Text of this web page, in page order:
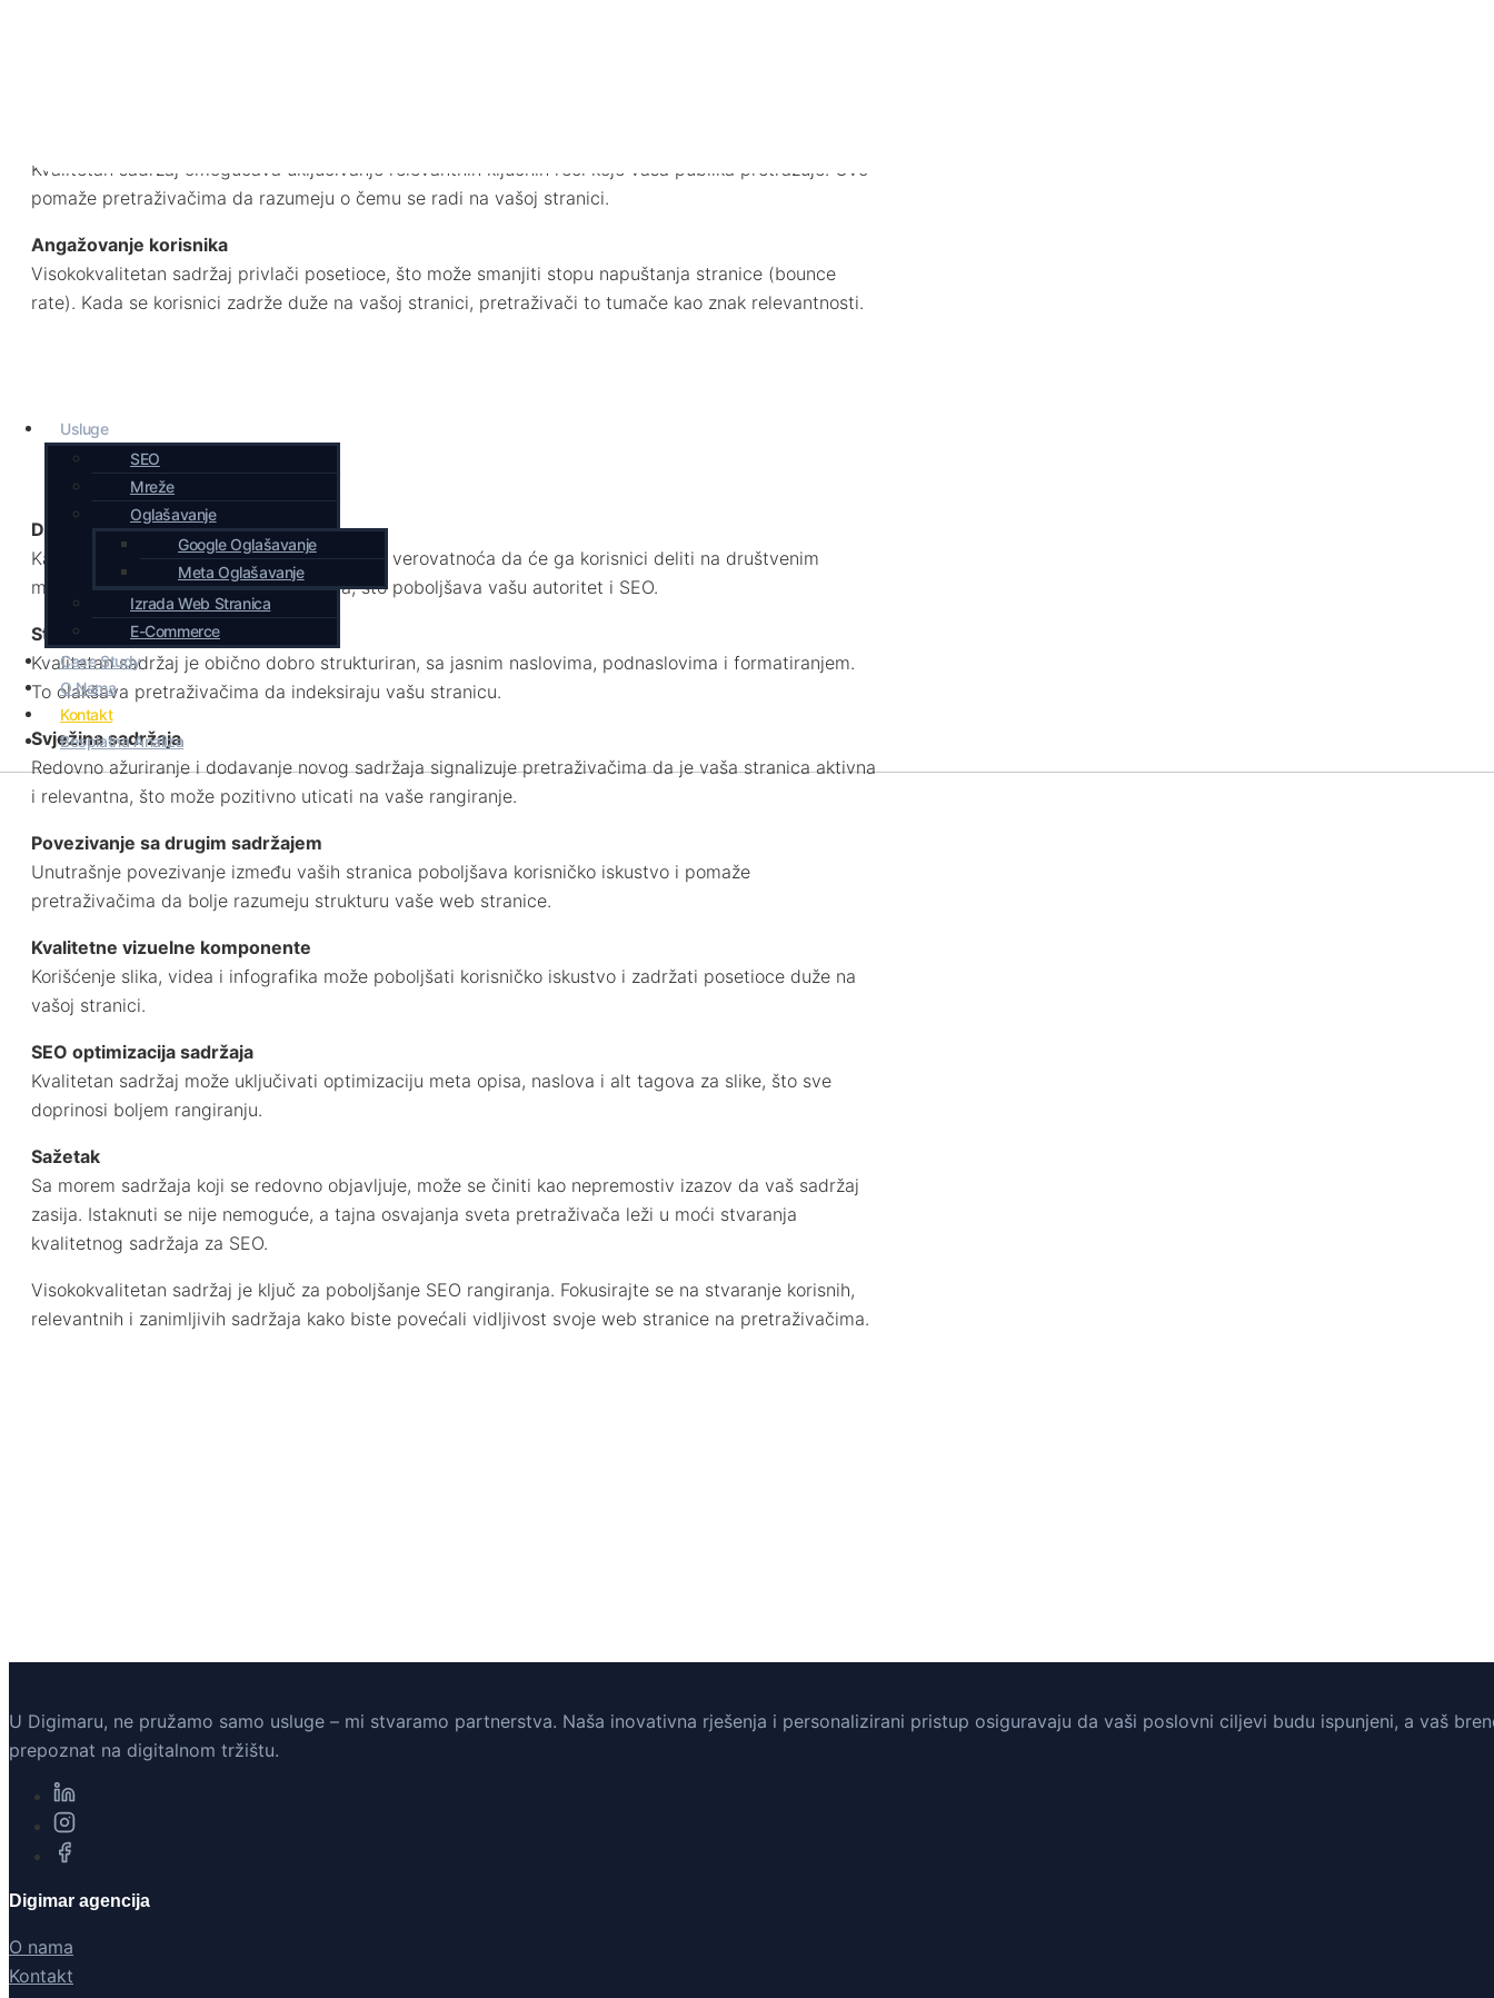
Usluge
SEO
Mreže
Oglašavanje
Google Oglašavanje
Meta Oglašavanje
Izrada Web Stranica
E-Commerce
Case Study
O Nama
Kontakt
Besplatna Analiza
Kvalitetan sadržaj omogućava uključivanje relevantnih ključnih reči koje vaša publika pretražuje. Ovo
pomaže pretraživačima da razumeju o čemu se radi na vašoj stranici.
Angažovanje korisnika
Visokokvalitetan sadržaj privlači posetioce, što može smanjiti stopu napuštanja stranice (bounce
rate). Kada se korisnici zadrže duže na vašoj stranici, pretraživači to tumače kao znak relevantnosti.
Deljenje i povratni linkovi
Kada je sadržaj koristan i zanimljiv, veća je verovatnoća da će ga korisnici deliti na društvenim
mrežama ili linkovati sa svojih stranica, što poboljšava vašu autoritet i SEO.
Struktura sadržaja
Kvalitetan sadržaj je obično dobro strukturiran, sa jasnim naslovima, podnaslovima i formatiranjem.
To olakšava pretraživačima da indeksiraju vašu stranicu.
Svježina sadržaja
Redovno ažuriranje i dodavanje novog sadržaja signalizuje pretraživačima da je vaša stranica aktivna
i relevantna, što može pozitivno uticati na vaše rangiranje.
Povezivanje sa drugim sadržajem
Unutrašnje povezivanje između vaših stranica poboljšava korisničko iskustvo i pomaže
pretraživačima da bolje razumeju strukturu vaše web stranice.
Kvalitetne vizuelne komponente
Korišćenje slika, videa i infografika može poboljšati korisničko iskustvo i zadržati posetioce duže na
vašoj stranici.
SEO optimizacija sadržaja
Kvalitetan sadržaj može uključivati optimizaciju meta opisa, naslova i alt tagova za slike, što sve
doprinosi boljem rangiranju.
Sažetak
Sa morem sadržaja koji se redovno objavljuje, može se činiti kao nepremostiv izazov da vaš sadržaj
zasija. Istaknuti se nije nemoguće, a tajna osvajanja sveta pretraživača leži u moći stvaranja
kvalitetnog sadržaja za SEO.
Visokokvalitetan sadržaj je ključ za poboljšanje SEO rangiranja. Fokusirajte se na stvaranje korisnih,
relevantnih i zanimljivih sadržaja kako biste povećali vidljivost svoje web stranice na pretraživačima.
U Digimaru, ne pružamo samo usluge – mi stvaramo partnerstva. Naša inovativna rješenja i personalizirani pristup osiguravaju da vaši poslovni ciljevi budu ispunjeni, a vaš
prepoznat na digitalnom tržištu.
Digimar agencija
O nama
Kontakt